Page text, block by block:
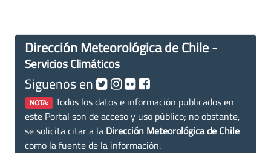
Dirección Meteorológica de Chile -
Servicios Climáticos
Siguenos en
NOTA: Todos los datos e información publicados en
este Portal son de acceso y uso público; no obstante,
se solicita citar a la Dirección Meteorológica de Chile
como la fuente de la información.